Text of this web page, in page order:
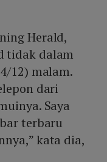
Herald,
tidak dalam
12) malam.
dari
Saya
terbaru
kata dia,